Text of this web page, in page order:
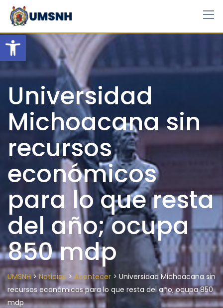
Open toolbar
Skip
content
Universidad
Michoacana sin
recursos
económicos
para lo que resta
del año; ocupa
850 mdp
UMSNH> Noticias > Acontecer > Universidad Michoacana sin
recursos económicos para lo que resta del año; ocupa 850
mdp